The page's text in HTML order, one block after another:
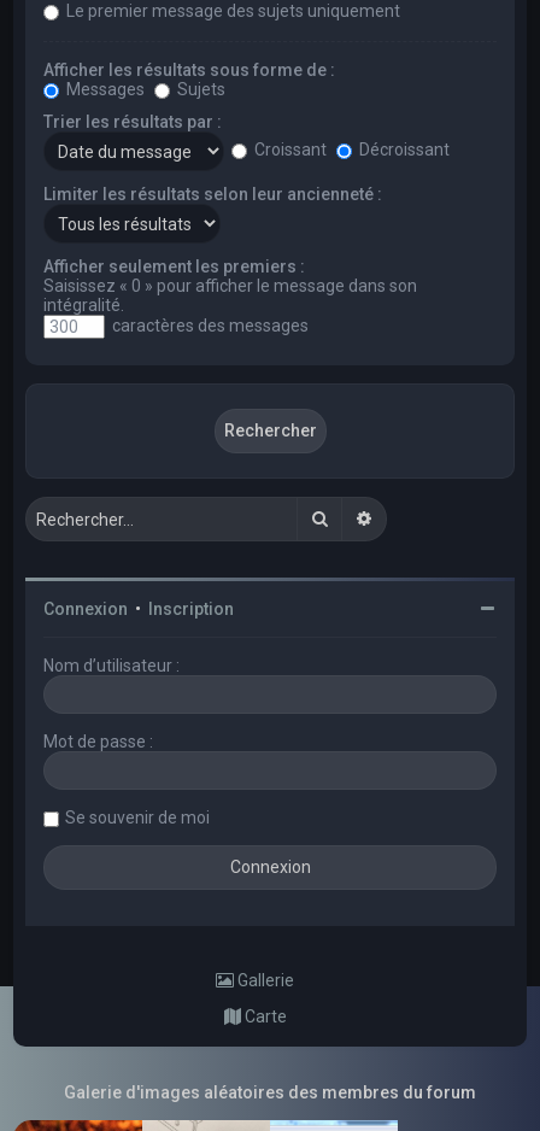
Le premier message des sujets uniquement
Afficher les résultats sous forme de :
Messages
Sujets
Trier les résultats par :
Croissant
Décroissant
Limiter les résultats selon leur ancienneté :
Afficher seulement les premiers :
Saisissez « 0 » pour afficher le message dans son
intégralité.
caractères des messages
RechercherRecherche avancée
Connexion • Inscription
Nom d’utilisateur :
Mot de passe :
Se souvenir de moi
Gallerie
Carte
Galerie d'images aléatoires des membres du forum